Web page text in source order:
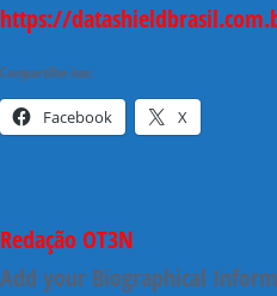
https://
Compartilhe isso:
Facebook X
Redação OT3N
Add your Biographical